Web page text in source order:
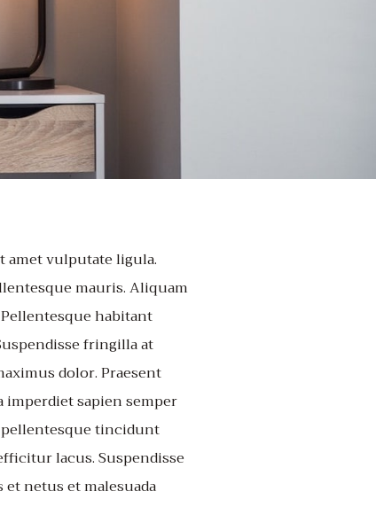
amet vulputate ligula.
mauris. Aliquam
habitant
fringilla at
dolor. Praesent
sapien semper
pellentesque tincidunt
lacus. Suspendisse
netus et malesuada